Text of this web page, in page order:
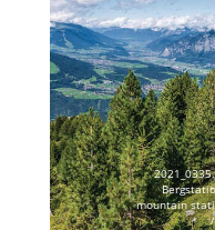
mountain